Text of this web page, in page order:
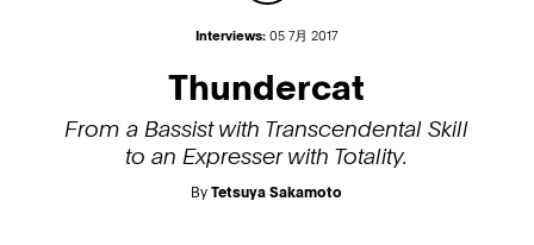
Interviews: 05 7月 2017
Thundercat
From a Bassist with Transcendental Skill
to an Expresser with Totality.
ByTetsuya Sakamoto